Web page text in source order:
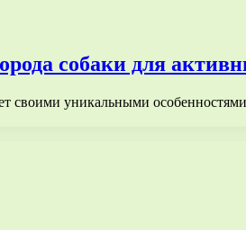
собаки для
своими уникальными